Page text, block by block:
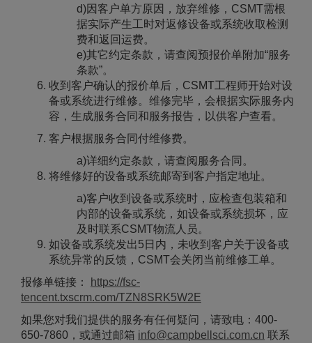
d)因客户单方原因，放弃维修，CSMT需根
据实际产生工时对返修设备或系统收取检测
费和返回运费。
e)其它约定条款，请查阅预报价单附加“服务
条款”。
收到客户确认的报价单后，CSMT工程师开始对设
备或系统进行维修。维修完毕，会根据实际服务内
容，生成服务合同和服务报告，以供客户查看。
客户根据服务合同付维修费。
a)详细约定条款，请查阅服务合同。
将维修好的设备或系统邮寄到客户指定地址。
a)客户收到设备或系统时，应检查包装箱和
内部的设备或系统，如设备或系统损坏，应
及时联系CSMT物流人员。
如设备或系统发出5日内，未收到客户关于设备或
系统异常的反馈，CSMT会关闭当前维修工单。
报修单链接：
https://fsc-
tencent.txscrm.com/TZN8SRK5W2E
如果您对我们提供的服务有任何疑问，请致电：400-
650-7860，或通过邮箱 info@campbellsci.com.cn 联系